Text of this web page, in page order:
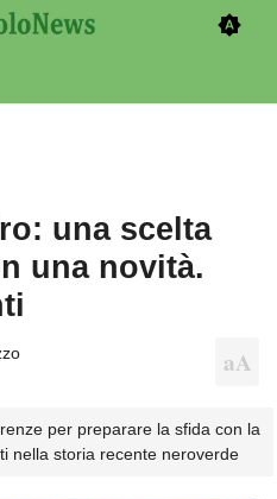
una scelta
una novità.
per preparare la sfida con la
nella storia recente neroverde